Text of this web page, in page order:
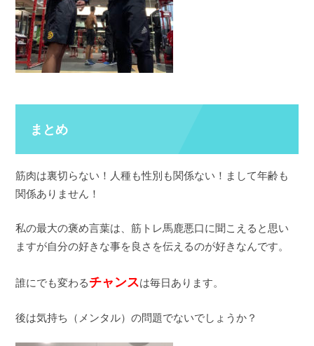
まとめ
筋肉は裏切らない！人種も性別も関係ない！まして年齢も
関係ありません！
私の最大の褒め言葉は、筋トレ馬鹿悪口に聞こえると思い
ますが自分の好きな事を良さを伝えるのが好きなんです。
誰にでも変わるチャンスは毎日あります。
後は気持ち（メンタル）の問題でないでしょうか？